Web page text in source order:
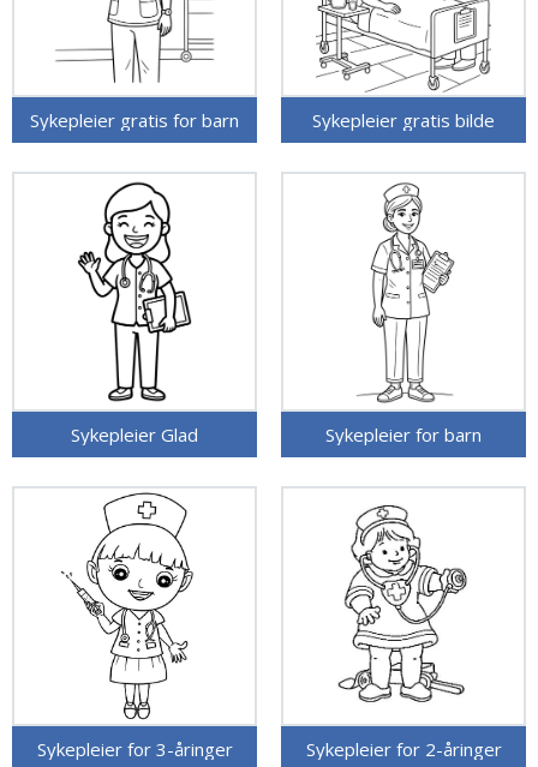
Sykepleier gratis for barn Sykepleier gratis bilde
Sykepleier Glad Sykepleier for barn
Sykepleier for 3-åringer Sykepleier for 2-åringer